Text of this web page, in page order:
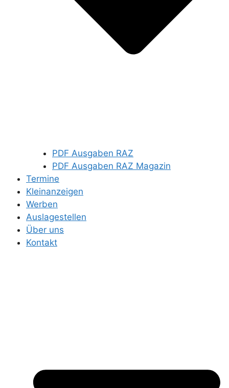
PDF Ausgaben RAZ
PDF Ausgaben RAZ Magazin
Termine
Kleinanzeigen
Werben
Auslagestellen
Über uns
Kontakt